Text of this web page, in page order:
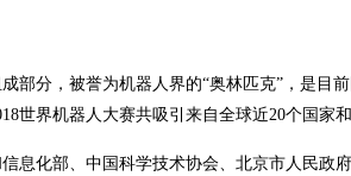
部分，被誉为机器人界的“奥林匹克”，是目
世界机器人大赛共吸引来自全球近20个国家
息化部、中国科学技术协会、北京市人民政